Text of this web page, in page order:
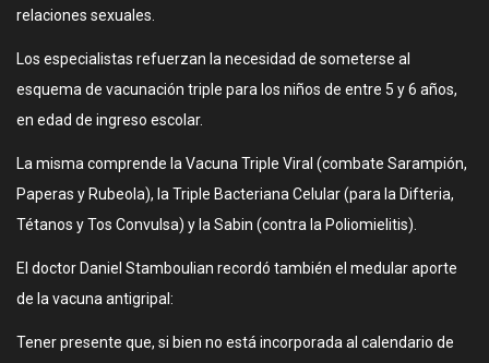
relaciones sexuales.
Los especialistas refuerzan la necesidad de someterse al
esquema de vacunación triple para los niños de entre 5 y 6 años,
en edad de ingreso escolar.
La misma comprende la Vacuna Triple Viral (combate Sarampión,
Paperas y Rubeola), la Triple Bacteriana Celular (para la Difteria,
Tétanos y Tos Convulsa) y la Sabin (contra la Poliomielitis).
El doctor Daniel Stamboulian recordó también el medular aporte
de la vacuna antigripal:
Tener presente que, si bien no está incorporada al calendario de